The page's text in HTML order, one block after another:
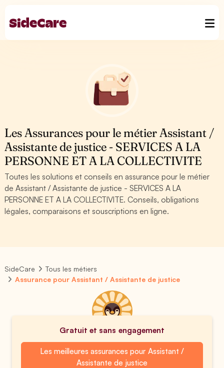
Les Assurances pour le métier Assistant /
Assistante de justice - SERVICES A LA
PERSONNE ET A LA COLLECTIVITE
Toutes les solutions et conseils en assurance pour le métier
de Assistant / Assistante de justice - SERVICES A LA
PERSONNE ET A LA COLLECTIVITE. Conseils, obligations
légales, comparaisons et souscriptions en ligne.
SideCare
Tous les métiers
Assurance pour Assistant / Assistante de justice
Gratuit et sans engagement
Les meilleures assurances pour Assistant /
Assistante de justice